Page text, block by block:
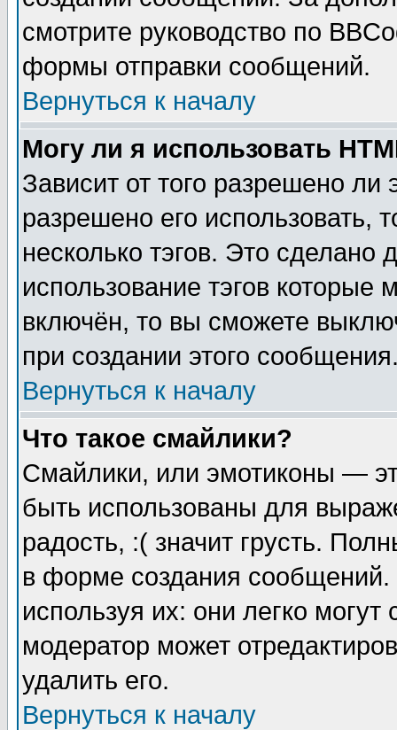
смотрите руководство по
формы отправки сообщений.
Вернуться к началу
Могу ли я использовать
Зависит от того разрешено
разрешено его использовать,
несколько тэгов. Это сделано
использование тэгов
включён, то вы сможете
при создании этого
Вернуться к началу
Что такое смайлики?
Смайлики, или эмотиконы —
быть использованы для
радость, :( значит грусть.
в форме создания сообщений.
используя их: они легко
модератор может
удалить его.
Вернуться к началу